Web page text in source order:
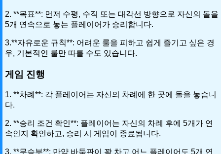
2. **목표**: 먼저 수평, 수직 또는 대각선 방향으로 자신의 돌을
5개 연속으로 놓는 플레이어가 승리합니다.
3.**자유로운 규칙**: 어려운 룰을 피하고 쉽게 즐기고 싶은 경
우, 기본적인 룰만 따를 수도 있습니다.
게임 진행
1. **차례**: 각 플레이어는 자신의 차례에 한 곳에 돌을 놓습니
다.
2. **승리 조건 확인**: 플레이어는 자신의 차례 후에 5개가 연
속인지 확인하고, 승리 시 게임이 종료됩니다.
3. **무승부**: 만약 바둑판이 꽉 차고 어느 플레이어도 5개 연